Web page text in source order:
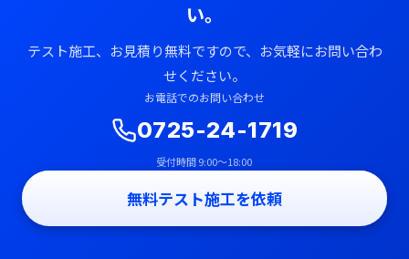
い。
テスト施工、お見積り無料ですので、お気軽にお問い合わ
せください。
お電話でのお問い合わせ
0725-24-1719
受付時間 9:00〜18:00
無料テスト施工を依頼